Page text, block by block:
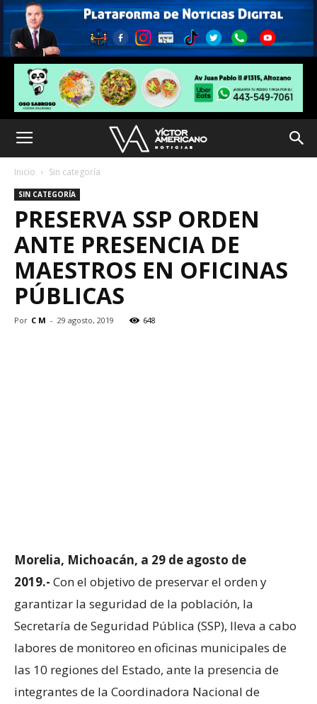
Inicio Sin categoría
SIN CATEGORÍA
PRESERVA SSP ORDEN
ANTE PRESENCIA DE
MAESTROS EN OFICINAS
PÚBLICAS
Por C M - 29 agosto, 2019 648
Morelia, Michoacán, a 29 de agosto de
2019.- Con el objetivo de preservar el orden y
garantizar la seguridad de la población, la
Secretaría de Seguridad Pública (SSP), lleva a cabo
labores de monitoreo en oficinas municipales de
las 10 regiones del Estado, ante la presencia de
integrantes de la Coordinadora Nacional de